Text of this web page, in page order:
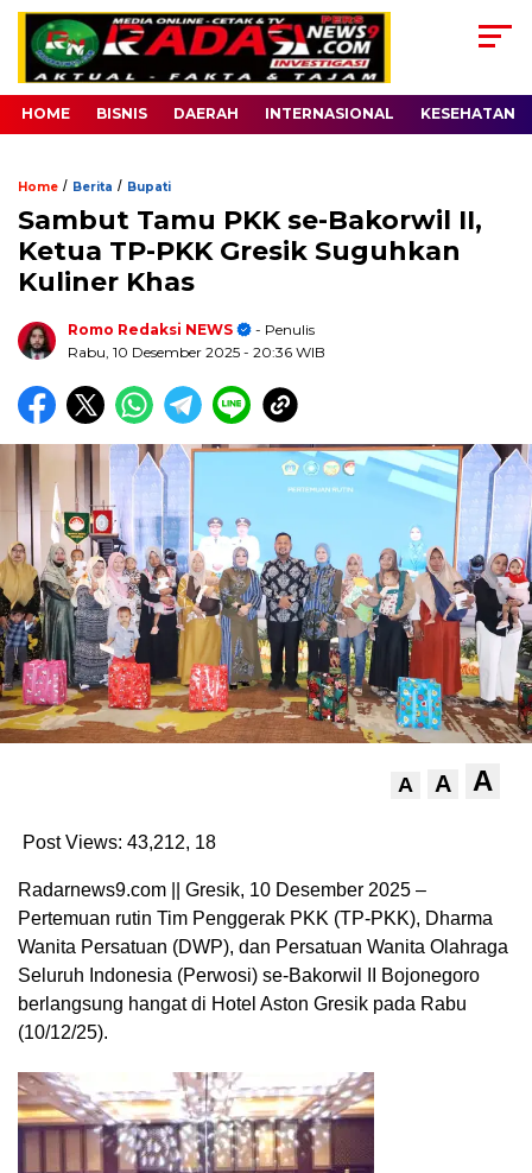
HOME BISNIS DAERAH INTERNASIONAL KESEHATAN
Home / Berita / Bupati
Sambut Tamu PKK se-Bakorwil II,
Ketua TP-PKK Gresik Suguhkan
Kuliner Khas
Romo Redaksi NEWS
- Penulis
Rabu, 10 Desember 2025 - 20:36 WIB
A A A
Post Views: 43,212, 18
Radarnews9.com || Gresik, 10 Desember 2025 –
Pertemuan rutin Tim Penggerak PKK (TP-PKK), Dharma
Wanita Persatuan (DWP), dan Persatuan Wanita Olahraga
Seluruh Indonesia (Perwosi) se-Bakorwil II Bojonegoro
berlangsung hangat di Hotel Aston Gresik pada Rabu
(10/12/25).